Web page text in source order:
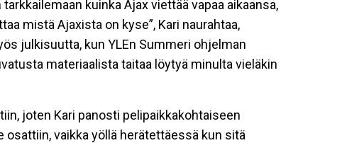
kuinka Ajax viettää vapaa aikaansa,
mistä Ajaxista on kyse”, Kari naurahtaa,
julkisuutta, kun YLEn Summeri ohjelman
materiaalista taitaa löytyä minulta vieläkin
joten Kari panosti pelipaikkakohtaiseen
vaikka yöllä herätettäessä kun sitä